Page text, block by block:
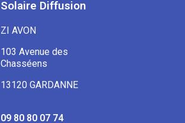
Solaire Diffusion
ZI AVON
103 Avenue des
Chasséens
13120 GARDANNE
09 80 80 07 74